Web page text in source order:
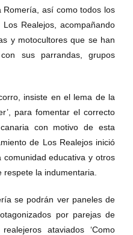
así como todos los
Realejos, acompañando
y motocultores que se han
sus parrandas, grupos
insiste en el lema de la
para fomentar el correcto
con motivo de esta
de Los Realejos inició
educativa y otros
la indumentaria.
se podrán ver paneles de
por parejas de
ataviados ‘Como